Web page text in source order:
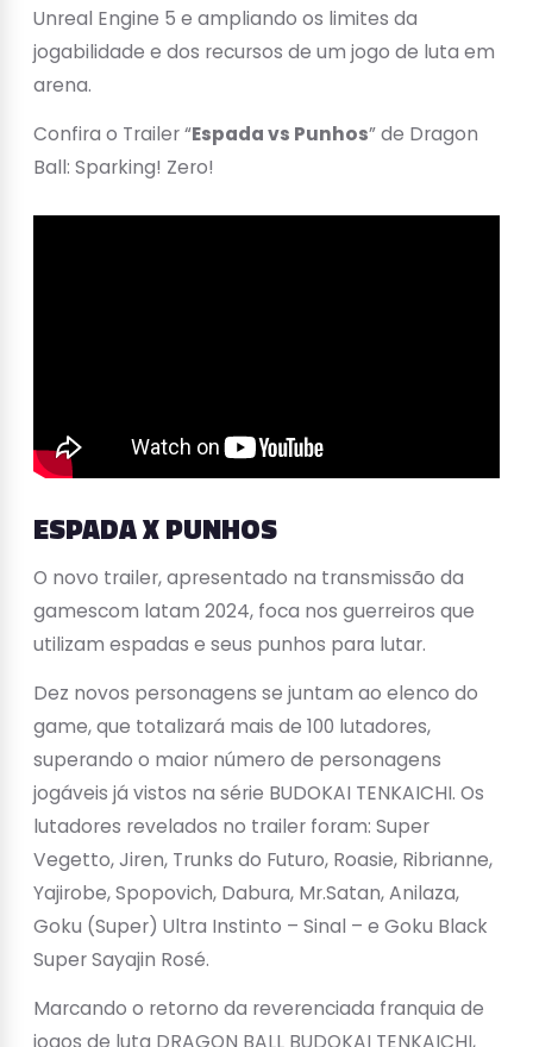
Unreal Engine 5 e ampliando os limites da
jogabilidade e dos recursos de um jogo de luta em
arena.
Confira o Trailer “Espada vs Punhos” de Dragon
Ball: Sparking! Zero!
ESPADA X PUNHOS
O novo trailer, apresentado na transmissão da
gamescom latam 2024, foca nos guerreiros que
utilizam espadas e seus punhos para lutar.
Dez novos personagens se juntam ao elenco do
game, que totalizará mais de 100 lutadores,
superando o maior número de personagens
jogáveis já vistos na série BUDOKAI TENKAICHI. Os
lutadores revelados no trailer foram: Super
Vegetto, Jiren, Trunks do Futuro, Roasie, Ribrianne,
Yajirobe, Spopovich, Dabura, Mr.Satan, Anilaza,
Goku (Super) Ultra Instinto – Sinal – e Goku Black
Super Sayajin Rosé.
Marcando o retorno da reverenciada franquia de
jogos de luta DRAGON BALL BUDOKAI TENKAICHI,